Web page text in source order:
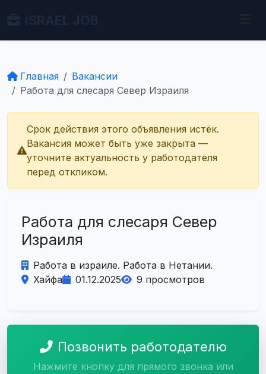
Главная
Вакансии
Работа для слесаря Север Израиля
Срок действия этого объявления истёк.
Вакансия может быть уже закрыта —
уточните актуальность у работодателя
перед откликом.
Работа для слесаря Север
Израиля
Работа в израиле. Работа в Нетании.
Хайфа
01.12.2025 9 просмотров
Позвонить работодателю
Нажмите кнопку для прямого звонка или